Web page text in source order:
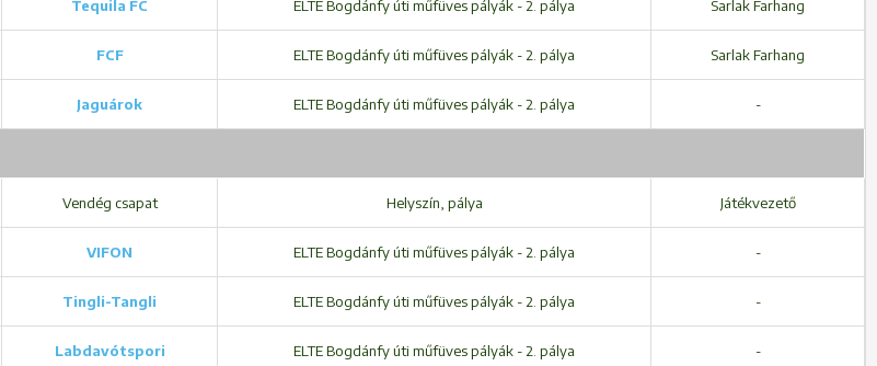
Tequila FC ELTE Bogdánfy úti műfüves pályák - 2. pálya Sarlak Farhang
FCF ELTE Bogdánfy úti műfüves pályák - 2. pálya Sarlak Farhang
Jaguárok ELTE Bogdánfy úti műfüves pályák - 2. pálya -
Vendég csapat Helyszín, pálya Játékvezető
VIFON ELTE Bogdánfy úti műfüves pályák - 2. pálya -
Tingli-Tangli ELTE Bogdánfy úti műfüves pályák - 2. pálya -
Labdavótspori ELTE Bogdánfy úti műfüves pályák - 2. pálya -